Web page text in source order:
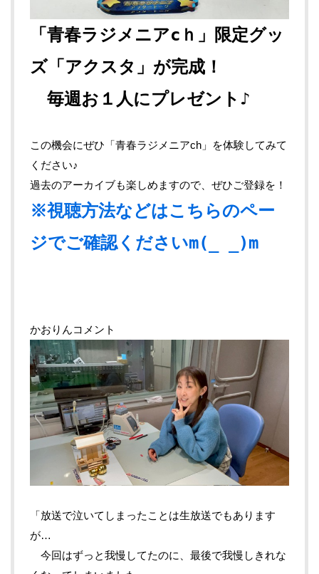
「青春ラジメニアcｈ」限定グッ
ズ「アクスタ」が完成！
毎週お１人にプレゼント♪
この機会にぜひ「青春ラジメニアch」を体験してみて
ください♪
過去のアーカイブも楽しめますので、ぜひご登録を！
※視聴方法などはこちらのペー
ジでご確認くださいm(_ _)m
かおりんコメント
「放送で泣いてしまったことは生放送でもあります
が…
今回はずっと我慢してたのに、最後で我慢しきれな